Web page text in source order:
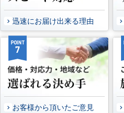
迅速にお届け出来る理由
POINT
7
お客様から頂いたご意見